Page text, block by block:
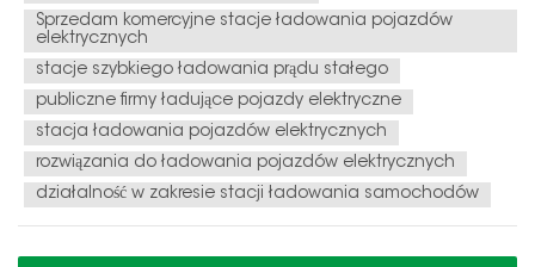
Sprzedam komercyjne stacje ładowania pojazdów
elektrycznych
stacje szybkiego ładowania prądu stałego
publiczne firmy ładujące pojazdy elektryczne
stacja ładowania pojazdów elektrycznych
rozwiązania do ładowania pojazdów elektrycznych
działalność w zakresie stacji ładowania samochodów